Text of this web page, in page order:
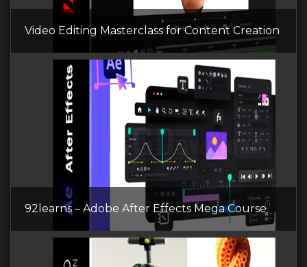
Video Editing Masterclass for Content Creation
92learns – Adobe After Effects Mega Course